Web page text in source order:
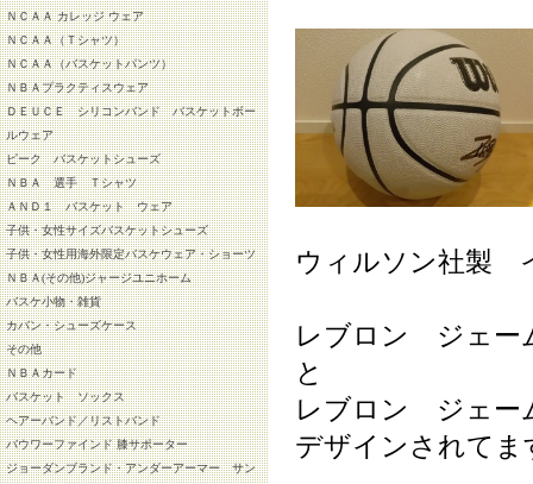
ＮＣＡＡ カレッジ ウェア
ＮＣＡＡ（Ｔシャツ）
ＮＣＡＡ（バスケットパンツ）
ＮＢＡプラクティスウェア
ＤＥＵＣＥ シリコンバンド バスケットボー
ルウェア
ピーク バスケットシューズ
ＮＢＡ 選手 Ｔシャツ
ＡＮＤ１ バスケット ウェア
子供・女性サイズバスケットシューズ
子供・女性用海外限定バスケウェア・ショーツ
ＮＢＡ(その他)ジャージユニホーム
バスケ小物・雑貨
カバン・シューズケース
その他
ＮＢＡカード
バスケット ソックス
ヘアーバンド／リストバンド
バウワーファインド 膝サポーター
ジョーダンブランド・アンダーアーマー サン
ウィルソン社製
レブロン ジェ
と
レブロン ジェ
デザインされてま